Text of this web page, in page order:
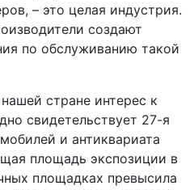
– это целая индустрия.
создают
по обслуживанию такой
стране интерес к
свидетельствует 27-я
и антиквариата
площадь экспозиции в
площадках превысила